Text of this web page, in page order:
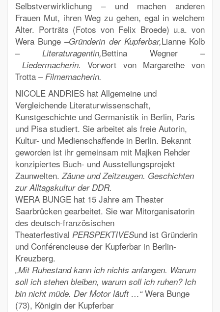
Selbstverwirklichung – und machen anderen
Frauen Mut, ihren Weg zu gehen, egal in welchem
Alter. Porträts (Fotos von Felix Broede) u.a. von
Wera Bunge –Gründerin der Kupferbar,Lianne Kolb
– Literaturagentin,Bettina Wegner –
Liedermacherin.Vorwort von Margarethe von
Trotta – Filmemacherin.
NICOLE ANDRIES hat Allgemeine und
Vergleichende Literaturwissenschaft,
Kunstgeschichte und Germanistik in Berlin, Paris
und Pisa studiert. Sie arbeitet als freie Autorin,
Kultur- und Medienschaffende in Berlin. Bekannt
geworden ist ihr gemeinsam mit Majken Rehder
konzipiertes Buch- und Ausstellungsprojekt
Zaunwelten.Zäune und Zeitzeugen. Geschichten
zur Alltagskultur der DDR.
WERA BUNGE hat 15 Jahre am Theater
Saarbrücken gearbeitet. Sie war Mitorganisatorin
des deutsch-französischen
Theaterfestival PERSPEKTIVESund ist Gründerin
und Conférencieuse der Kupferbar in Berlin-
Kreuzberg.
„Mit Ruhestand kann ich nichts anfangen. Warum
soll ich stehen bleiben, warum soll ich ruhen? Ich
bin nicht müde. Der Motor läuft …“Wera Bunge
(73), Königin der Kupferbar